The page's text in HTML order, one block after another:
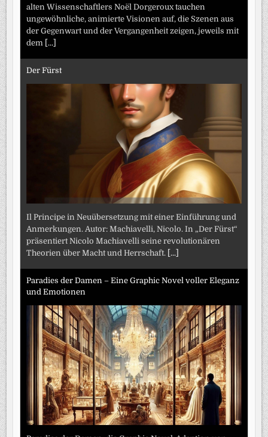
alten Wissenschaftlers Noël Dorgeroux tauchen
ungewöhnliche, animierte Visionen auf, die Szenen aus
der Gegenwart und der Vergangenheit zeigen, jeweils mit
dem
[...]
Der Fürst
Il Principe in Neuübersetzung mit einer Einführung und
Anmerkungen. Autor: Machiavelli, Nicolo. In „Der Fürst“
präsentiert Nicolo Machiavelli seine revolutionären
Theorien über Macht und Herrschaft.
[...]
Paradies der Damen – Eine Graphic Novel voller Eleganz
und Emotionen